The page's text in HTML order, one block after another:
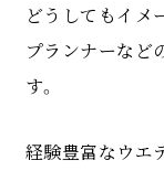
どうしてもイメ
プランナーなど
す。
経験豊富なウエ